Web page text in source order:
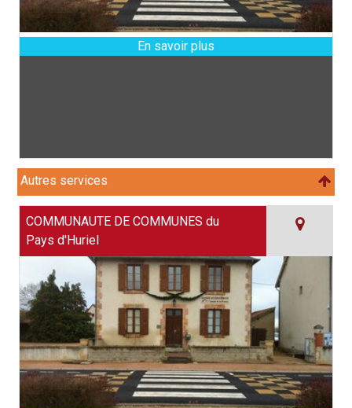
Autres services
COMMUNAUTE DE COMMUNES du
Pays d'Huriel